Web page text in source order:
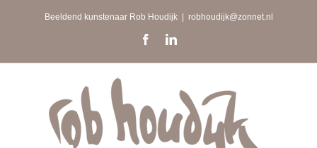
Beeldend kunstenaar Rob Houdijk robhoudijk@zonnet.nl
FacebookLinkedIn